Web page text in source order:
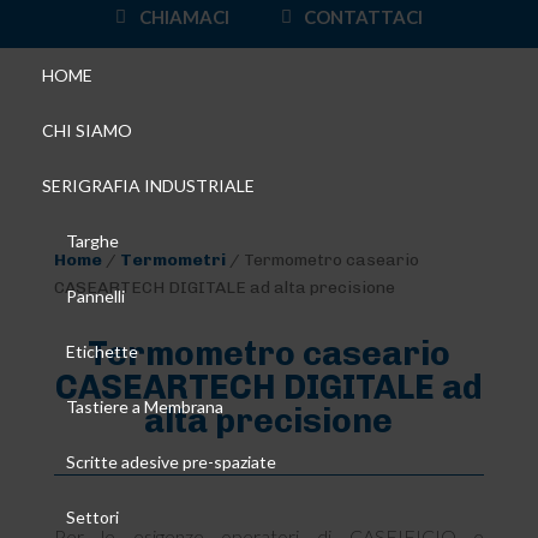
CHIAMACI CONTATTACI
Home / Termometri / Termometro caseario
CASEARTECH DIGITALE ad alta precisione
Termometro caseario
CASEARTECH DIGITALE ad
alta precisione
HOME
CHI SIAMO
SERIGRAFIA INDUSTRIALE
Targhe
Pannelli
Etichette
Tastiere a Membrana
Scritte adesive pre-spaziate
Settori